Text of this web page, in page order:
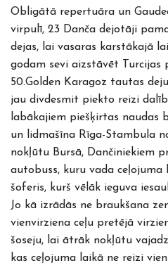
Obligātā repertuāra un
virpulī, 23 Danča dejotāji
dejas, lai vasaras karstākajā
godam sevi aizstāvēt Turcijas
50.Golden Karagoz tautas
jau divdesmit piekto reizi
labākajiem piešķirtas naudas
un lidmašīna Rīga-Stambula
nokļūtu Bursā, Dančiniekiem
autobuss, kuru vada
šoferis, kurš vēlāk ieguva
Jo kā izrādās ne braukšana
vienvirziena ceļu pretējā
šoseju, lai ātrāk nokļūtu
kas ceļojuma laikā ne reizi